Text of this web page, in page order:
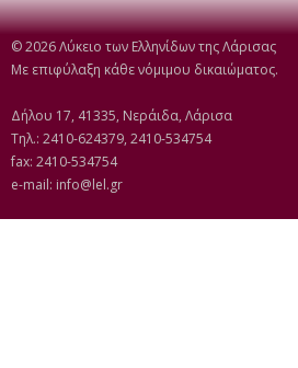
© 2026 Λύκειο των Ελληνίδων της Λάρισας
Με επιφύλαξη κάθε νόμιμου δικαιώματος.
Δήλου 17, 41335, Νεράιδα, Λάρισα
Τηλ.: 2410-624379, 2410-534754
fax: 2410-534754
e-mail: info@lel.gr